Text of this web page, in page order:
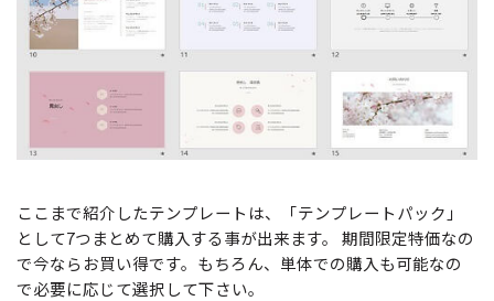
ここまで紹介したテンプレートは、「テンプレートパック」
として7つまとめて購入する事が出来ます。 期間限定特価なの
で今ならお買い得です。もちろん、単体での購入も可能なの
で必要に応じて選択して下さい。